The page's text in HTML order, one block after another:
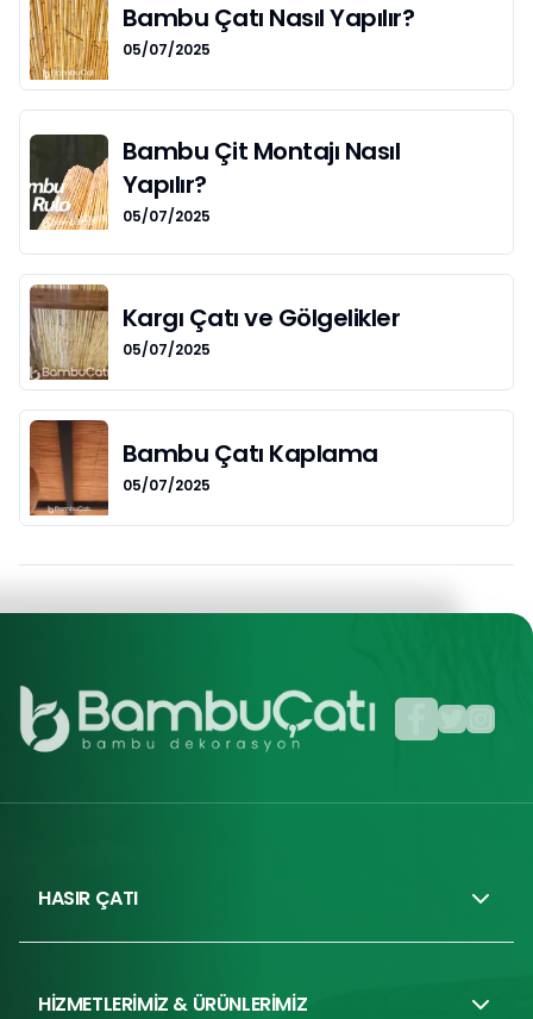
Bambu Çatı Nasıl Yapılır?
05/07/2025
Bambu Çit Montajı Nasıl
Yapılır?
05/07/2025
Kargı Çatı ve Gölgelikler
05/07/2025
Bambu Çatı Kaplama
05/07/2025
HASIR ÇATI
HİZMETLERİMİZ & ÜRÜNLERİMİZ